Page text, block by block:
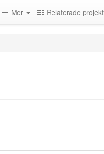
Mer Relaterade projekt